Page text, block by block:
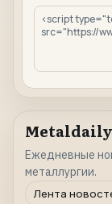
Ежедневные
металлургии.
Лента